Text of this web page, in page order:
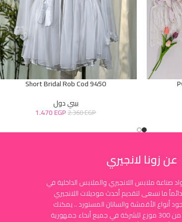
Short Bridal Rob Cod 9450
بيبي دول
2.360EGP
1.470EGP
عن زونا لانجيري
صناعة ملابس اللانجيري والملابس الداخلية في
مصر منذ عام 1990 دائماً ما نسعى لتقديم أحدث موديلات اللانجيري
أنواع الأقمشة والساتان المستورد .. يمكنك
الشراء من خلال أكثر من 300 موزع للشركة في جميع أنحاء جمهورية